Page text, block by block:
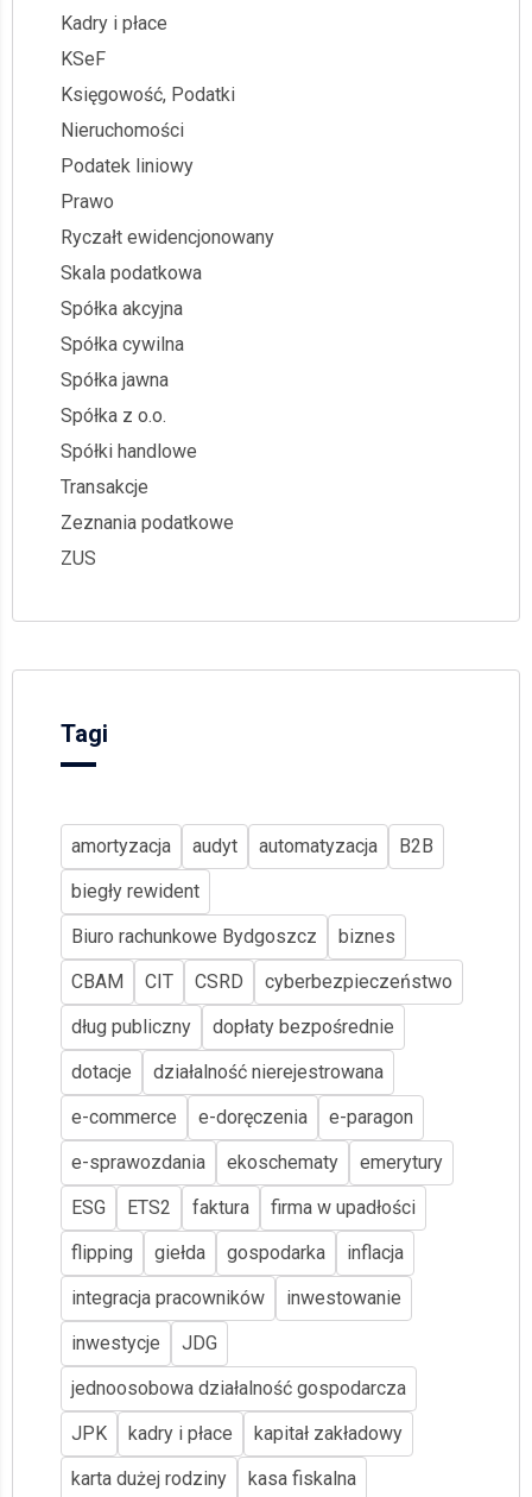
Kadry i płace
KSeF
Księgowość, Podatki
Nieruchomości
Podatek liniowy
Prawo
Ryczałt ewidencjonowany
Skala podatkowa
Spółka akcyjna
Spółka cywilna
Spółka jawna
Spółka z o.o.
Spółki handlowe
Transakcje
Zeznania podatkowe
ZUS
Tagi
amortyzacja audyt automatyzacja
B2B
biegły rewident
Biuro rachunkowe Bydgoszcz
biznes
CBAM
CIT CSRD
cyberbezpieczeństwo
dług publiczny
dopłaty bezpośrednie
dotacje
działalność nierejestrowana
e-commerce
e-doręczenia
e-paragon
e-sprawozdania
ekoschematy
emerytury
ESG
ETS2 faktura
firma w upadłości
flipping
giełda gospodarka
inflacja
integracja pracowników
inwestowanie
inwestycje
JDG
jednoosobowa działalność gospodarcza
JPK
kadry i płace
kapitał zakładowy
karta dużej rodziny
kasa fiskalna